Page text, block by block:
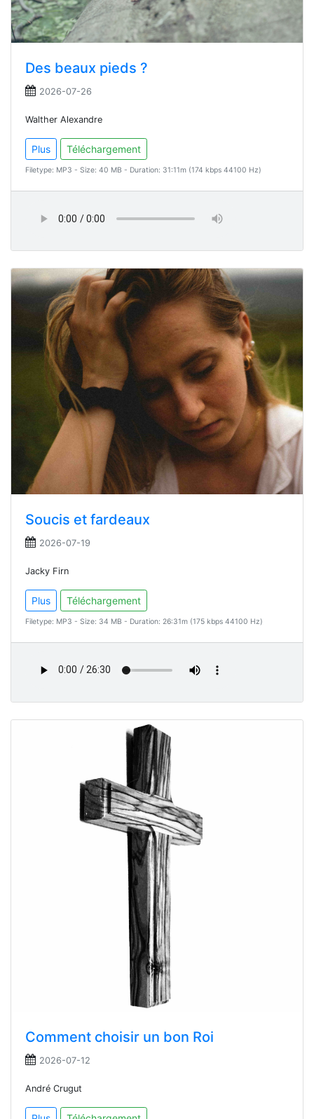
Des beaux pieds ?
2026-07-26
Walther Alexandre
Plus Téléchargement
Filetype: MP3 - Size: 40 MB - Duration: 31:11m (174 kbps 44100 Hz)
Soucis et fardeaux
2026-07-19
Jacky Firn
Plus Téléchargement
Filetype: MP3 - Size: 34 MB - Duration: 26:31m (175 kbps 44100 Hz)
Comment choisir un bon Roi
2026-07-12
André Crugut